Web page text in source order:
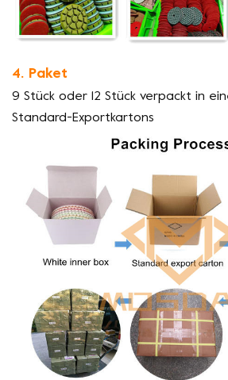
4. Paket
9 Stück oder 12 Stück verpackt in
Standard-Exportkartons